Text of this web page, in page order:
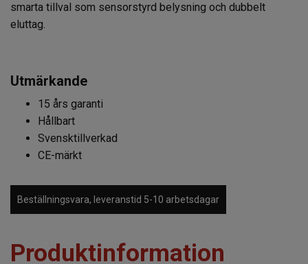
smarta tillval som sensorstyrd belysning och dubbelt
eluttag.
Utmärkande
15 års garanti
Hållbart
Svensktillverkad
CE-märkt
Beställningsvara, leveranstid 5-10 arbetsdagar
Produktinformation